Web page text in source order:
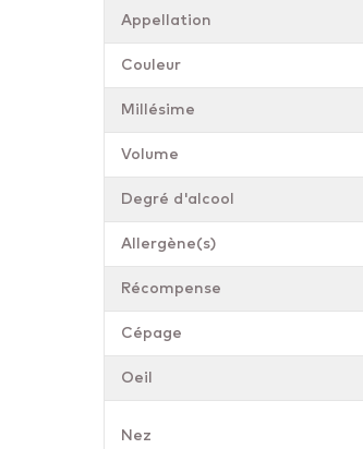
Appellation
Couleur
Millésime
Volume
Degré d'alcool
Allergène(s)
Récompense
Cépage
Oeil
Nez